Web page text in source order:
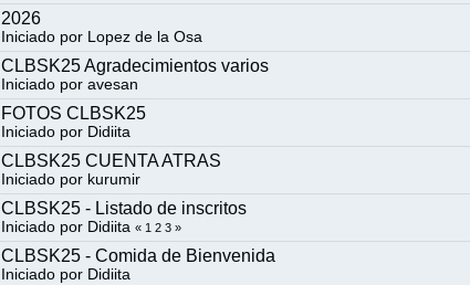
2026
Iniciado por Lopez de la Osa
CLBSK25 Agradecimientos varios
Iniciado poravesan
FOTOS CLBSK25
Iniciado por Didiita
CLBSK25 CUENTA ATRAS
Iniciado por kurumir
CLBSK25 - Listado de inscritos
Iniciado por Didiita « 1 2 3 »
CLBSK25 - Comida de Bienvenida
Iniciado por Didiita